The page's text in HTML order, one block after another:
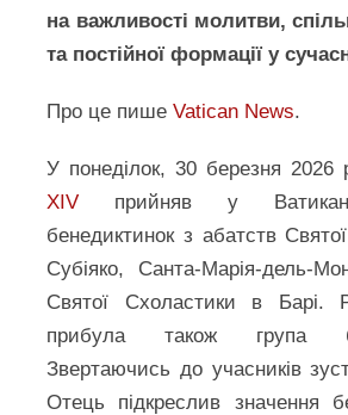
на важливості молитви,
та постійної формації у
Про це пишеVatican News.
У понеділок, 30 березня 2026
XIV прийняв у
бенедиктинок з абатств
Субіяко, Санта-Марія-дель-
Святої Схоластики в Барі.
прибула також група
Звертаючись до учасників
Отець підкреслив значення